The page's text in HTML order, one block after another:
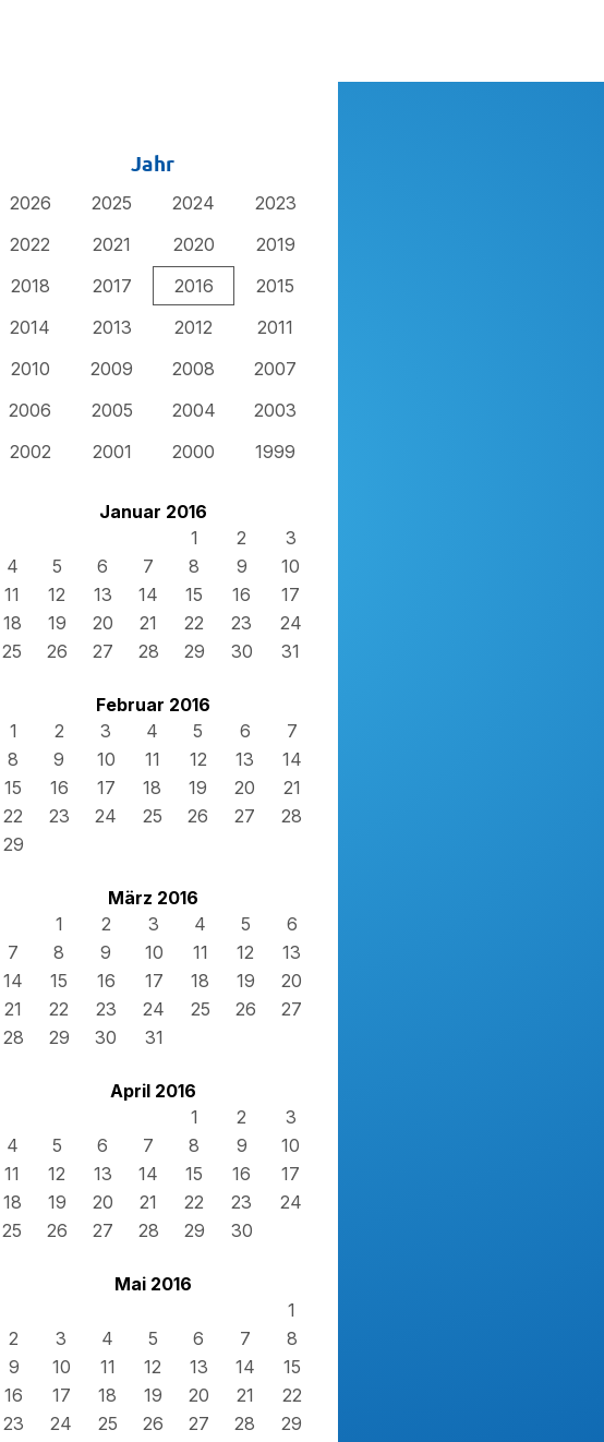
Jahr
2026 2025 2024
2023
2022
2021 2020
2019
2018
2017 2016
2015
2014
2013 2012
2011
2010
2009 2008
2007
2006
2005 2004
2003
2002
2001 2000 1999
Januar 2016
1
2
3
4
5 6 7 8 9
10
11
12 13 14 15 16
17
18
19 20 21 22 23
24
25
26 27 28 29 30 31
Februar 2016
1
2 3 4 5 6
7
8
9 10 11 12 13
14
15
16 17 18 19 20
21
22
23 24 25 26 27
28
29
März 2016
1
2 3 4 5
6
7
8 9 10 11 12
13
14
15 16 17 18 19
20
21
22 23 24 25 26
27
28
29 30 31
April 2016
1
2
3
4
5 6 7 8 9
10
11
12 13 14 15 16
17
18
19 20 21 22 23
24
25
26 27 28 29 30
Mai 2016
1
2
3 4 5 6 7
8
9
10 11 12 13 14
15
16
17 18 19 20 21
22
23
24 25 26 27 28
29